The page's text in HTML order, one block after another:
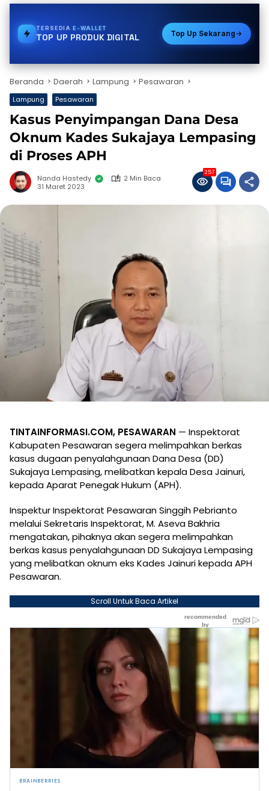
TERSEDIAVOUCHER GAME
TOP UP PRODUK DIGITAL Top Up Sekarang
Beranda Daerah Lampung Pesawaran
Lampung Pesawaran
Kasus Penyimpangan Dana Desa
Oknum Kades Sukajaya Lempasing
di Proses APH
Nanda Hastedy
2 Min Baca
31 Maret 2023
257
TINTAINFORMASI.COM, PESAWARAN — Inspektorat
Kabupaten Pesawaran segera melimpahkan berkas
kasus dugaan penyalahgunaan Dana Desa (DD)
Sukajaya Lempasing, melibatkan kepala Desa Jainuri,
kepada Aparat Penegak Hukum (APH).
Inspektur Inspektorat Pesawaran Singgih Pebrianto
melalui Sekretaris Inspektorat, M. Aseva Bakhria
mengatakan, pihaknya akan segera melimpahkan
berkas kasus penyalahgunaan DD Sukajaya Lempasing
yang melibatkan oknum eks Kades Jainuri kepada APH
Pesawaran.
Scroll Untuk Baca Artikel